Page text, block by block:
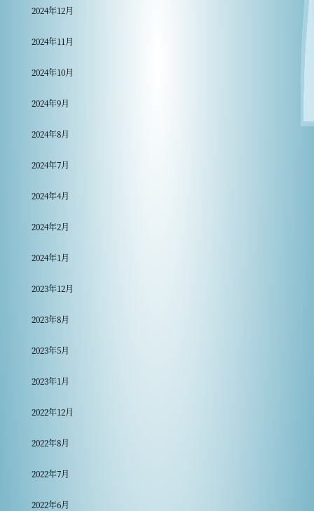
2024年12月
2024年11月
2024年10月
2024年9月
2024年8月
2024年7月
2024年4月
2024年2月
2024年1月
2023年12月
2023年8月
2023年5月
2023年1月
2022年12月
2022年8月
2022年7月
2022年6月